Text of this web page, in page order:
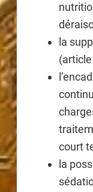
la
(article
court
la